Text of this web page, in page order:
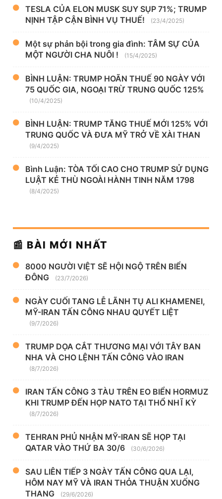
TESLA CỦA ELON MUSK SUY SỤP 71%; TRUMP
NỊNH TẬP CẬN BÌNH VỤ THUẾ!
(23/4/2025)
Một sự phản bội trong gia đình: TÂM SỰ CỦA
MỘT NGƯỜI CHA NUÔI !
(15/4/2025)
BÌNH LUẬN: TRUMP HOÃN THUẾ 90 NGÀY VỚI
75 QUỐC GIA, NGOẠI TRỪ TRUNG QUỐC 125%
(10/4/2025)
BÌNH LUẬN: TRUMP TĂNG THUẾ MỚI 125% VỚI
TRUNG QUỐC VÀ ĐƯA MỸ TRỞ VỀ XÀI THAN
(9/4/2025)
Bình Luận: TÒA TỐI CAO CHO TRUMP SỬ DỤNG
LUẬT KẺ THÙ NGOÀI HÀNH TINH NĂM 1798
(8/4/2025)
📰 BÀI MỚI NHẤT
8000 NGƯỜI VIỆT SẼ HỘI NGỘ TRÊN BIỂN
ĐÔNG
(23/7/2026)
NGÀY CUỐI TANG LỄ LÃNH TỤ ALI KHAMENEI,
MỸ-IRAN TẤN CÔNG NHAU QUYẾT LIỆT
(9/7/2026)
TRUMP DỌA CẮT THƯƠNG MẠI VỚI TÂY BAN
NHA VÀ CHO LỆNH TẤN CÔNG VÀO IRAN
(8/7/2026)
IRAN TẤN CÔNG 3 TÀU TRÊN EO BIỂN HORMUZ
KHI TRUMP ĐẾN HỌP NATO TẠI THỔ NHĨ KỲ
(8/7/2026)
TEHRAN PHỦ NHẬN MỸ-IRAN SẼ HỌP TẠI
QATAR VÀO THỨ BA 30/6
(30/6/2026)
SAU LIÊN TIẾP 3 NGÀY TẤN CÔNG QUA LẠI,
HÔM NAY MỸ VÀ IRAN THỎA THUẬN XUỐNG
THANG
(29/6/2026)